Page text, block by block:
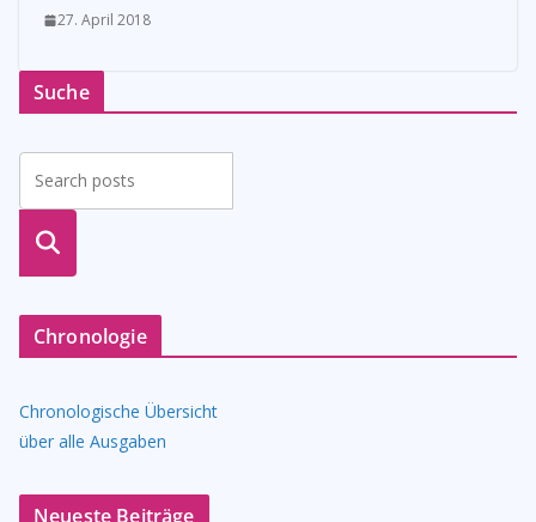
27. April 2018
Suche
suche
Chronologie
Chronologische Übersicht
über alle Ausgaben
Neueste Beiträge